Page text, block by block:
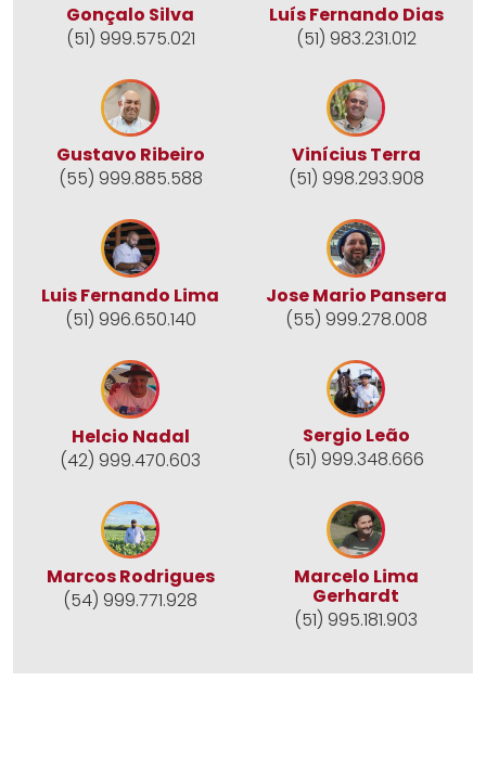
Gonçalo Silva
(51) 999.575.021
Luís Fernando Dias
(51) 983.231.012
Gustavo Ribeiro
(55) 999.885.588
Vinícius Terra
(51) 998.293.908
Luis Fernando Lima
(51) 996.650.140
Jose Mario Pansera
(55) 999.278.008
Helcio Nadal
(42) 999.470.603
Sergio Leão
(51) 999.348.666
Marcos Rodrigues
(54) 999.771.928
Marcelo Lima
Gerhardt
(51) 995.181.903